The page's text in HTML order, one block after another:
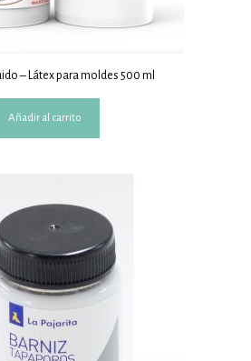
– Látex para moldes 500 ml
Añadir al carrito